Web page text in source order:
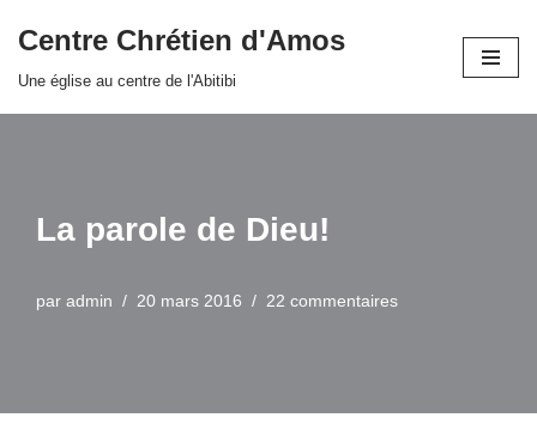
Centre Chrétien d'Amos
Une église au centre de l'Abitibi
La parole de Dieu!
par admin 20 mars 2016 22 commentaires